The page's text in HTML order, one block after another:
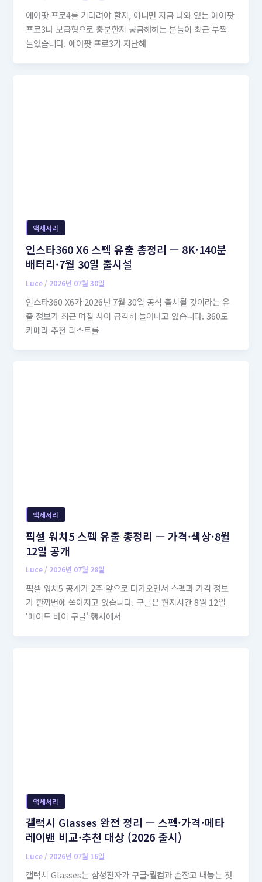
에어팟 프로4를 기다려야 할지, 아니면 지금 나와 있는 에어팟
프로3나 보급형으로 충분한지 궁금해하는 분들이 최근 부쩍
늘었습니다. 에어팟 프로3가 지난해
액세서리
인스타360 X6 스펙 유출 총정리 — 8K·140분
배터리·7월 30일 출시설
Luce / 2026년 07월 30일
인스타360 X6가 2026년 7월 30일 공식 출시될 것이라는 유
출 정보가 최근 며칠 사이 급격히 늘어나고 있습니다. 360도
카메라 추천 리스트를
액세서리
픽셀 워치5 스펙 유출 총정리 — 가격·색상·8월
12일 공개
Luce/ 2026년 07월 28일
픽셀 워치5 공개가 2주 앞으로 다가오면서 스펙과 가격 정보
가 한꺼번에 쏟아지고 있습니다. 구글은 현지시간 8월 12일
‘메이드 바이 구글’ 행사에서
액세서리
갤럭시 Glasses 완전 정리 — 스펙·가격·메타
레이밴 비교·추천 대상 (2026 출시)
Luce / 2026년 07월 16일
갤럭시 Glasses는 삼성전자가 구글·퀄컴과 손잡고 내놓는 첫